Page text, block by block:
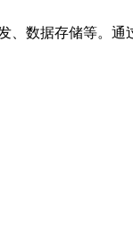
数据存储等。通